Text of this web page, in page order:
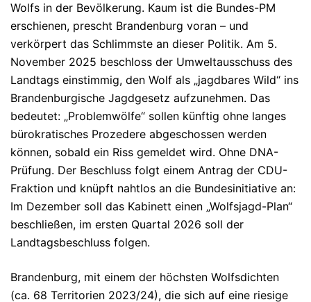
Wolfs in der Bevölkerung. Kaum ist die Bundes-PM
erschienen, prescht Brandenburg voran – und
verkörpert das Schlimmste an dieser Politik. Am 5.
November 2025 beschloss der Umweltausschuss des
Landtags einstimmig, den Wolf als „jagdbares Wild“ ins
Brandenburgische Jagdgesetz aufzunehmen. Das
bedeutet: „Problemwölfe“ sollen künftig ohne langes
bürokratisches Prozedere abgeschossen werden
können, sobald ein Riss gemeldet wird. Ohne DNA-
Prüfung. Der Beschluss folgt einem Antrag der CDU-
Fraktion und knüpft nahtlos an die Bundesinitiative an:
Im Dezember soll das Kabinett einen „Wolfsjagd-Plan“
beschließen, im ersten Quartal 2026 soll der
Landtagsbeschluss folgen.
Brandenburg, mit einem der höchsten Wolfsdichten
(ca. 68 Territorien 2023/24), die sich auf eine riesige